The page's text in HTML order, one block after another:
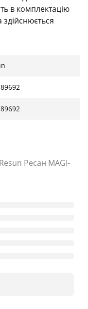
в комплектацію
Ресан MAGI-